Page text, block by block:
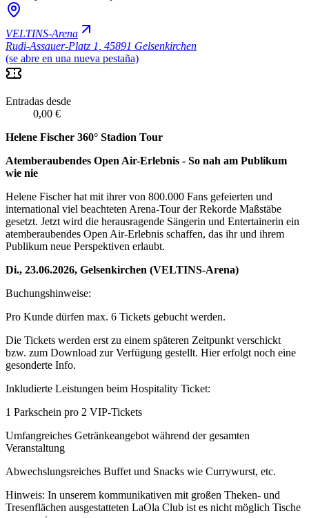
VELTINS-Arena
Rudi-Assauer-Platz 1 45891 Gelsenkirchen
(se abre en una nueva pestaña)
Entradas desde
0,00 €
Helene Fischer 360° Stadion Tour
Atemberaubendes Open Air-Erlebnis - So nah am Publikum
wie nie
Helene Fischer hat mit ihrer von 800.000 Fans gefeierten und
international viel beachteten Arena-Tour der Rekorde Maßstäbe
gesetzt. Jetzt wird die herausragende Sängerin und Entertainerin ein
atemberaubendes Open Air-Erlebnis schaffen, das ihr und ihrem
Publikum neue Perspektiven erlaubt.
Di., 23.06.2026, Gelsenkirchen (VELTINS-Arena)
Buchungshinweise:
Pro Kunde dürfen max. 6 Tickets gebucht werden.
Die Tickets werden erst zu einem späteren Zeitpunkt verschickt
bzw. zum Download zur Verfügung gestellt. Hier erfolgt noch eine
gesonderte Info.
Inkludierte Leistungen beim Hospitality Ticket:
1 Parkschein pro 2 VIP-Tickets
Umfangreiches Getränkeangebot während der gesamten
Veranstaltung
Abwechslungsreiches Buffet und Snacks wie Currywurst, etc.
Hinweis: In unserem kommunikativen mit großen Theken- und
Tresenflächen ausgestatteten LaOla Club ist es nicht möglich Tische